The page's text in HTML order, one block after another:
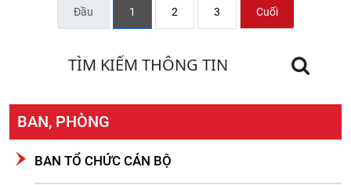
BAN, PHÒNG
BAN TỔ CHỨC CÁN BỘ
Đầu 1 2 3 Cuối
TÌM KIẾM THÔNG TIN